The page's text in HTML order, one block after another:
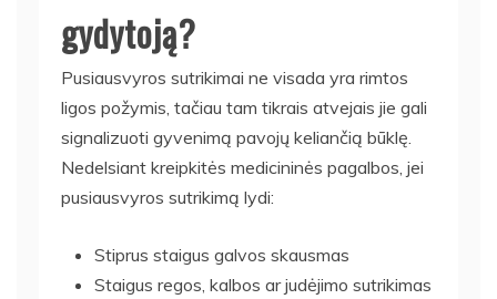
gydytoją?
Pusiausvyros sutrikimai ne visada yra rimtos
ligos požymis, tačiau tam tikrais atvejais jie gali
signalizuoti gyvenimą pavojų keliančią būklę.
Nedelsiant kreipkitės medicininės pagalbos, jei
pusiausvyros sutrikimą lydi:
Stiprus staigus galvos skausmas
Staigus regos, kalbos ar judėjimo sutrikimas